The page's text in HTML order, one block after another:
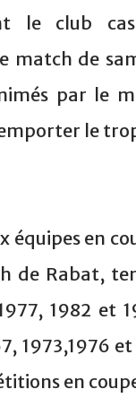
club
match de
par le
le
équipes en
de Rabat,
1982 et
et
en